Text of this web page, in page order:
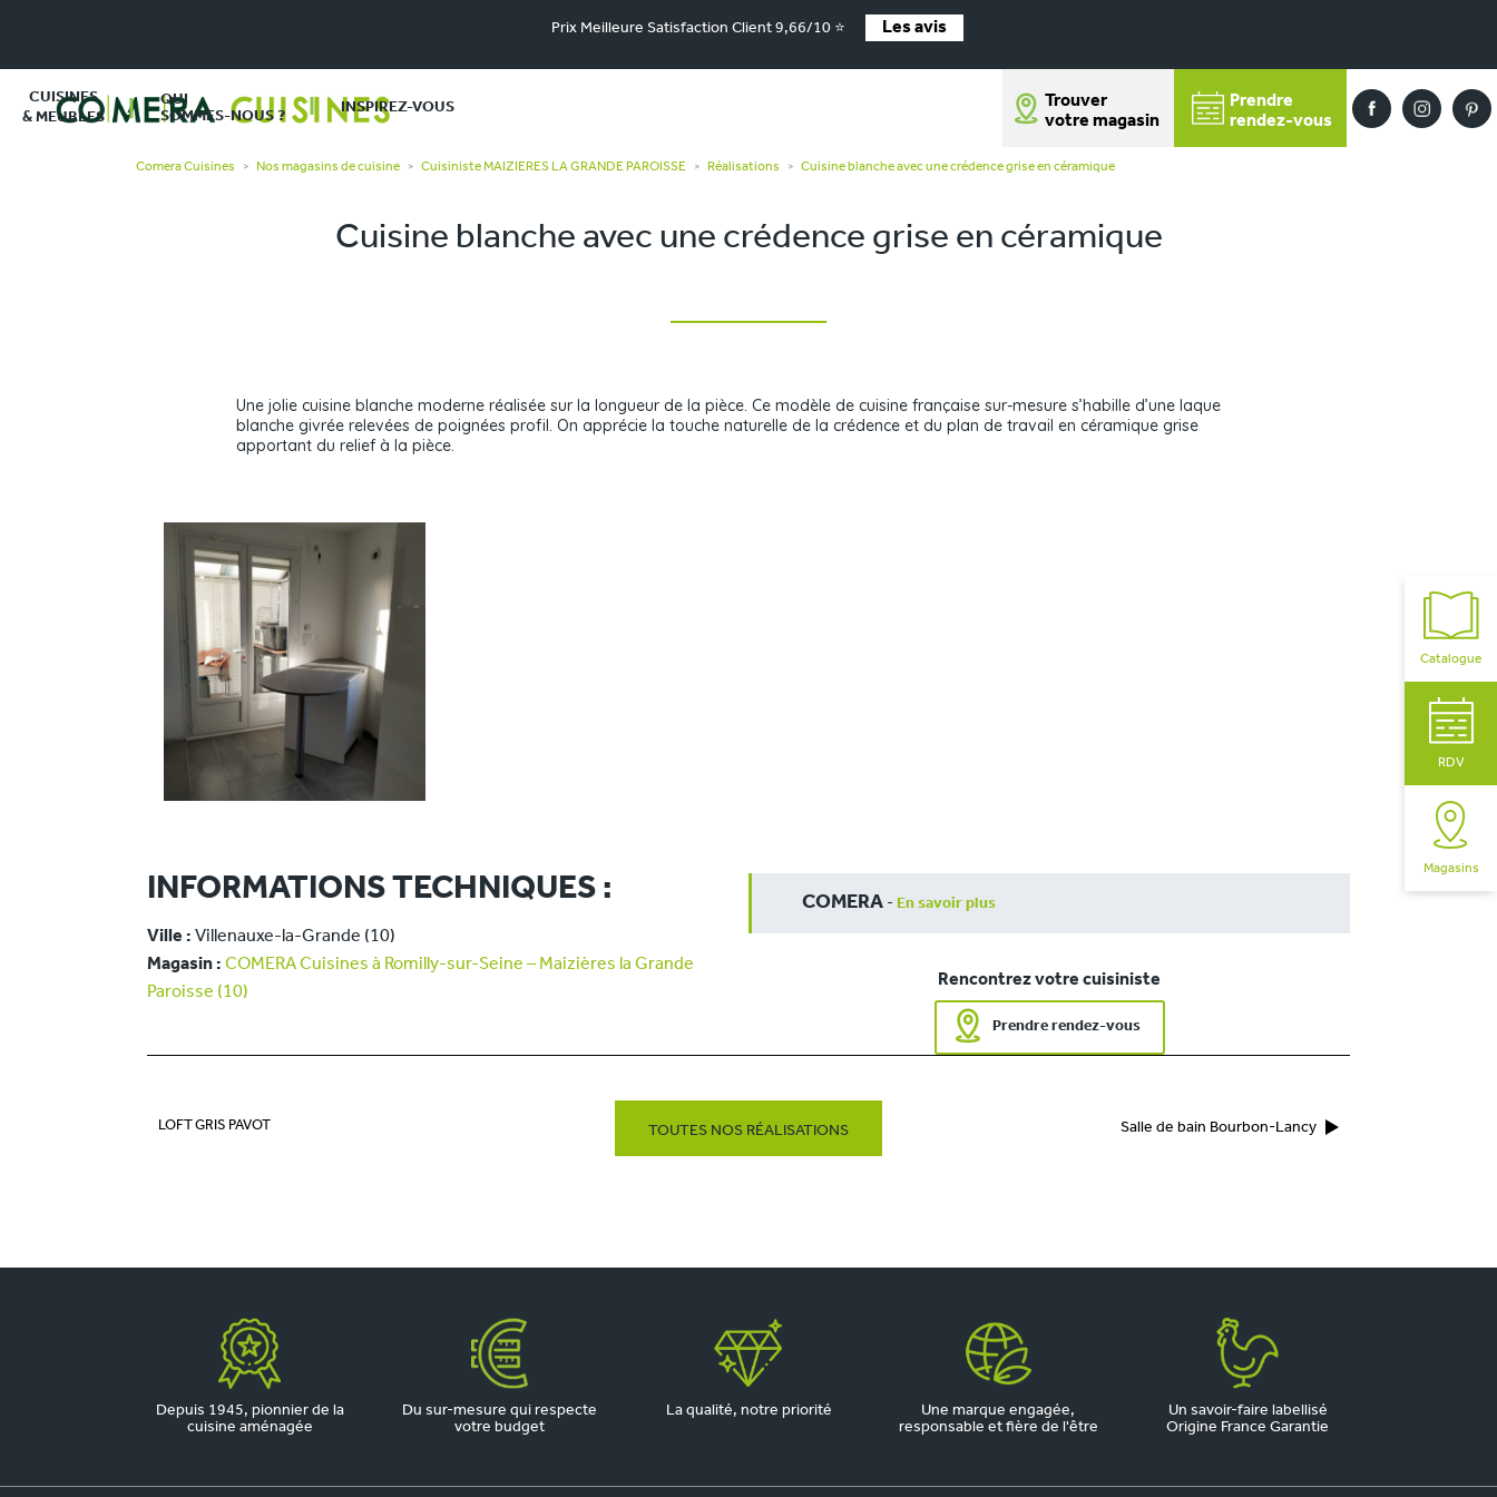
Prix Meilleure Satisfaction Client 9,66/10 ⭐ Les avis
CUISINES
& MEUBLES
QUI
SOMMES-NOUS ?
INSPIREZ-VOUS
Trouver
votre magasin
Prendre
rendez-vous
Catalogue
RDV
Magasins
Comera Cuisines > Nos magasins de cuisine > Cuisiniste MAIZIERES LA GRANDE PAROISSE > Réalisations > Cuisine blanche avec une crédence grise en céramique
Cuisine blanche avec une crédence grise en céramique
Une jolie cuisine blanche moderne réalisée sur la longueur de la pièce. Ce modèle de cuisine française sur-mesure s’habille d’une laque
blanche givrée relevées de poignées profil. On apprécie la touche naturelle de la crédence et du plan de travail en céramique grise
apportant du relief à la pièce.
INFORMATIONS TECHNIQUES :
Ville : Villenauxe-la-Grande (10)
Magasin : COMERA Cuisines à Romilly-sur-Seine – Maizières la Grande
Paroisse (10)
COMERA - En savoir plus
Rencontrez votre cuisiniste
Prendre rendez-vous
LOFT GRIS PAVOT TOUTES NOS RÉALISATIONS Salle de bain Bourbon-Lancy
Depuis 1945, pionnier de la
cuisine aménagée
Du sur-mesure qui respecte
votre budget
La qualité, notre priorité
Une marque engagée,
responsable et fière de l'être
Un savoir-faire labellisé
Origine France Garantie